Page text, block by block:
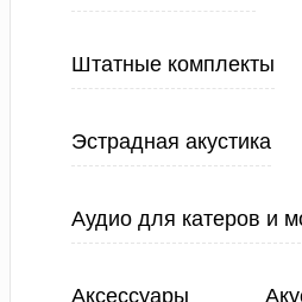
Штатные комплекты
Эстрадная акустика
Аудио для катеров и
Аксессуары